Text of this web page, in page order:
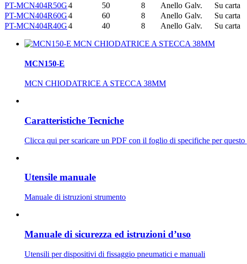
PT-MCN404R50G4 50 8 Anello Galv. Su carta
PT-MCN404R60G4 60 8 Anello Galv. Su carta
PT-MCN404R40G4 40 8 Anello Galv. Su carta
MCN150-E
MCN CHIODATRICE A STECCA 38MM
Caratteristiche Tecniche
Clicca qui per scaricare un PDF con il foglio di specifiche per questo
Utensile manuale
Manuale di istruzioni strumento
Manuale di sicurezza ed istruzioni d’uso
Utensili per dispositivi di fissaggio pneumatici e manuali